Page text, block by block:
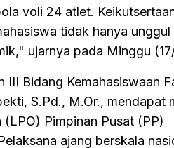
voli 24 atlet.
tidak hanya unggul
ujarnya pada Minggu
III Bidang Kemahasiswaan
S.Pd., M.Or., mendapat
Pimpinan Pusat (PP)
ajang berskala